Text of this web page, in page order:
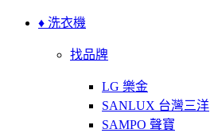
♦ 洗衣機
找品牌
LG 樂金
SANLUX 台灣三洋
SAMPO 聲寶